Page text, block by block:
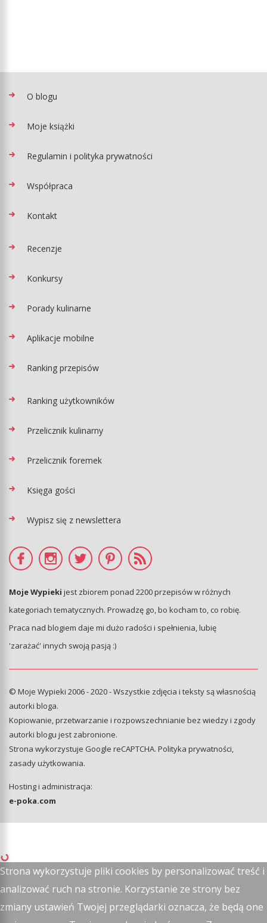
O blogu
Moje książki
Regulamin i polityka prywatności
Współpraca
Kontakt
Recenzje
Konkursy
Porady kulinarne
Aplikacje mobilne
Ranking przepisów
Ranking użytkowników
Przelicznik kulinarny
Przelicznik foremek
Księga gości
Wypisz się z newslettera
Moje Wypieki jest zbiorem ponad 2200 przepisów w różnych
kategoriach tematycznych. Prowadzę go, bo kocham to, co robię.
Praca nad blogiem daje mi dużo radości i spełnienia, lubię
'zarażać' innych swoją pasją :)
© Moje Wypieki 2006 - 2020 - Wszystkie zdjęcia i teksty są własnością
autorki bloga.
Kopiowanie, przetwarzanie i rozpowszechnianie bez wiedzy i zgody
autorki blogu jest zabronione.
Strona wykorzystuje Google reCAPTCHA. Polityka prywatności,
zasady użytkowania.
Hosting i administracja:
e-poka.com
Strona wykorzystuje pliki cookies by personalizować treść i
analizować ruch na stronie. Korzystanie ze strony bez
zmiany ustawień Twojej przeglądarki oznacza, że będą one